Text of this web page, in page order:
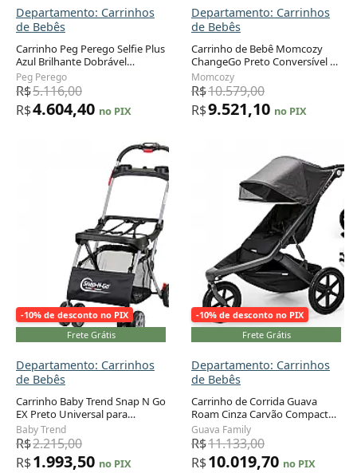
Departamento: Carrinhos
de Bebês
Carrinho Peg Perego Selfie Plus
Azul Brilhante Dobrável
Automático até 21,8 kg
Peg Perego
R$5.116,00
R$4.604,40 no PIX
Departamento: Carrinhos
de Bebês
Carrinho de Bebê Momcozy
ChangeGo Preto Conversível 3-
em-1 Sistema de Viagem 23
Configurações
Momcozy
R$10.579,00
R$9.521,10 no PIX
-10% de desconto no PIX
Frete Grátis
Departamento: Carrinhos
de Bebês
Carrinho Baby Trend Snap N Go
EX Preto Universal para
Cadeirinha de Bebê até 20,4 kg
Adicionar ao carrinho
Baby Trend
R$2.215,00
R$1.993,50 no PIX
-10% de desconto no PIX
Frete Grátis
Departamento: Carrinhos
de Bebês
Carrinho de Corrida Guava
Roam Cinza Carvão Compacto
com Dobra 3D até 27,2 kg
Adicionar ao carrinho
Guava Family
R$11.133,00
R$10.019,70 no PIX